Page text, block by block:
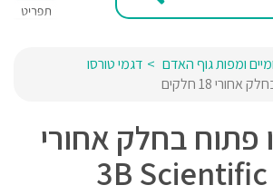
ומפות גוף האדם
דגמי טורסו
18 חלקים
פתוח בחלק אחורי